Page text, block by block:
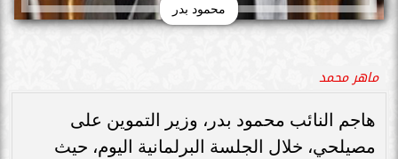
محمود بدر
ماهر محمد
هاجم النائب محمود بدر، وزير التموين على
مصيلحي، خلال الجلسة البرلمانية اليوم، حيث